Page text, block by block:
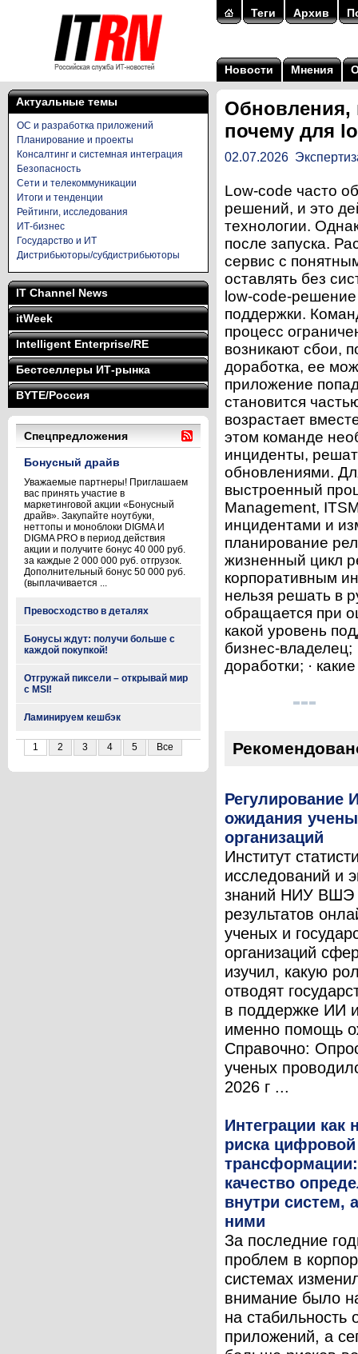
Теги Архив
Новости Мнения
Актуальные темы
ОС и разработка приложений
Планирование и проекты
Консалтинг и системная интеграция
Безопасность
Сети и телекоммуникации
Итоги и тенденции
Рейтинги, исследования
ИТ-бизнес
Государство и ИТ
Дистрибьюторы/субдистрибьюторы
IT Channel News
itWeek
Intelligent Enterprise/RE
Бестселлеры ИТ-рынка
BYTE/Россия
Спецпредложения
Бонусный драйв
Уважаемые партнеры! Приглашаем
вас принять участие в
маркетинговой акции «Бонусный
драйв». Закупайте ноутбуки,
неттопы и моноблоки DIGMA И
DIGMA PRO в период действия
акции и получите бонус 40 000 руб.
за каждые 2 000 000 руб. отгрузок.
Дополнительный бонус 50 000 руб.
(выплачивается ...
Превосходство в деталях
Бонусы ждут: получи больше с
каждой покупкой!
Отгружай пиксели – открывай мир
с MSI!
Ламинируем кешбэк
1 2 3 4 5 Все
Обновления,
почему для
02.07.2026
Low-code часто
решений, и это
технологии.
после запуска.
сервис с
оставлять без
low-code-
поддержки.
процесс
возникают сбои,
доработка, ее
приложение
становится
возрастает
этом команде
инциденты,
обновлениями.
выстроенный
Management,
инцидентами и
планирование
жизненный цикл
корпоративным
нельзя решать в
обращается при
какой уровень
бизнес-владелец;
доработки; ·
Регулирование
ожидания
организаций
Институт
исследований и
знаний НИУ ВШЭ
результатов
ученых и
организаций
изучил, какую
отводят
в поддержке ИИ
именно помощь
Справочно:
ученых
2026 г ...
Интеграции как
риска цифровой
качество
внутри систем,
ними
За последние
проблем в
системах
внимание было
на стабильность
приложений, а